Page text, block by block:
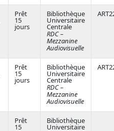
Prêt
15
jours
Bibliothèque
Universitaire
Centrale
RDC –
Mezzanine
Audiovisuelle
Prêt
15
jours
Bibliothèque
Universitaire
Centrale
RDC –
Mezzanine
Audiovisuelle
Prêt
15
Bibliothèque
Universitaire